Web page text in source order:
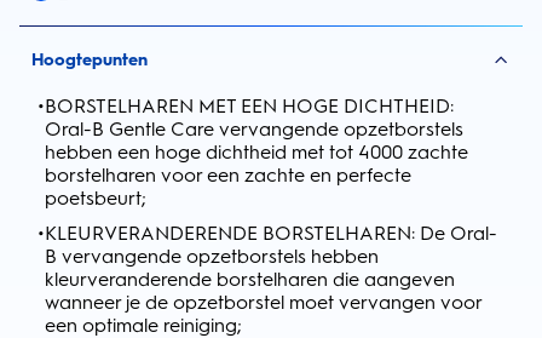
Hoogtepunten
•BORSTELHAREN MET EEN HOGE DICHTHEID:
Oral-B Gentle Care vervangende opzetborstels
hebben een hoge dichtheid met tot 4000 zachte
borstelharen voor een zachte en perfecte
poetsbeurt;
•KLEURVERANDERENDE BORSTELHAREN: De Oral-
B vervangende opzetborstels hebben
kleurveranderende borstelharen die aangeven
wanneer je de opzetborstel moet vervangen voor
een optimale reiniging;